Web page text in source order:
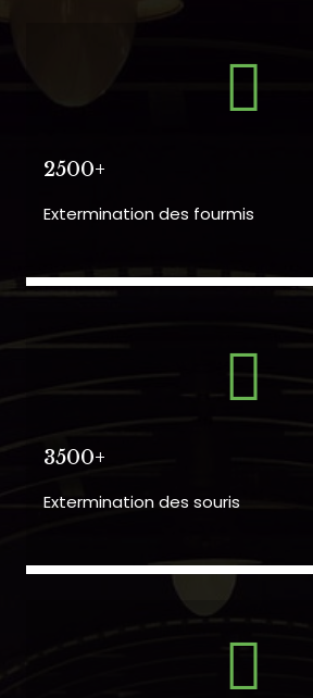
2500+
Extermination des fourmis
3500+
Extermination des souris